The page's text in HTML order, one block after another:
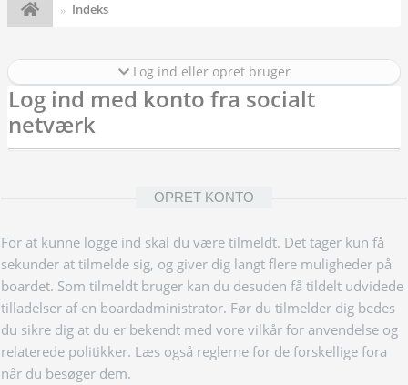
Indeks
Log ind eller opret bruger
Log ind med konto fra socialt
netværk
OPRET KONTO
For at kunne logge ind skal du være tilmeldt. Det tager kun få
sekunder at tilmelde sig, og giver dig langt flere muligheder på
boardet. Som tilmeldt bruger kan du desuden få tildelt udvidede
tilladelser af en boardadministrator. Før du tilmelder dig bedes
du sikre dig at du er bekendt med vore vilkår for anvendelse og
relaterede politikker. Læs også reglerne for de forskellige fora
når du besøger dem.